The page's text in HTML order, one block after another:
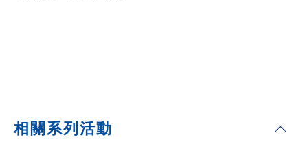
相關系列活動